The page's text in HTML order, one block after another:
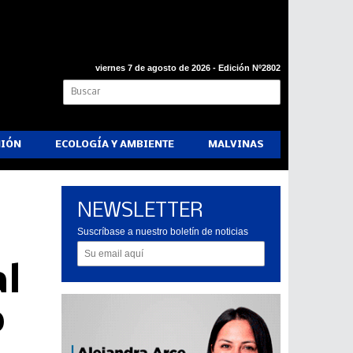
viernes 7 de agosto de 2026 - Edición Nº2802
ECOLOGÍA Y AMBIENTE MALVINAS
NEWSLETTER
Suscríbase a nuestro boletín de noticias